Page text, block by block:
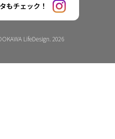
もチェック！
LifeDesign. 2026